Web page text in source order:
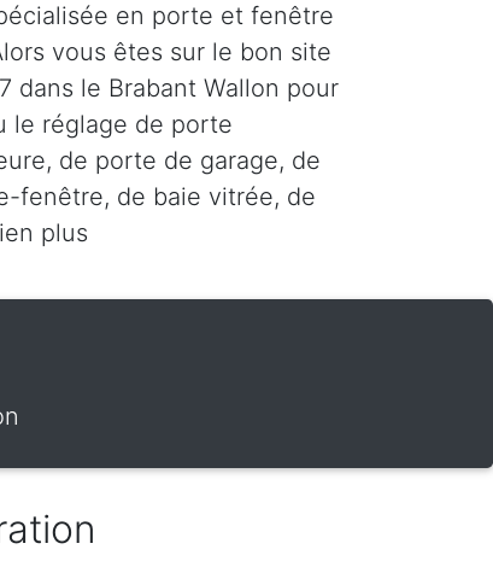
en porte et fenêtre
vous êtes sur le bon site
dans le Brabant Wallon pour
le réglage de porte
de porte de garage, de
fenêtre, de baie vitrée, de
plus